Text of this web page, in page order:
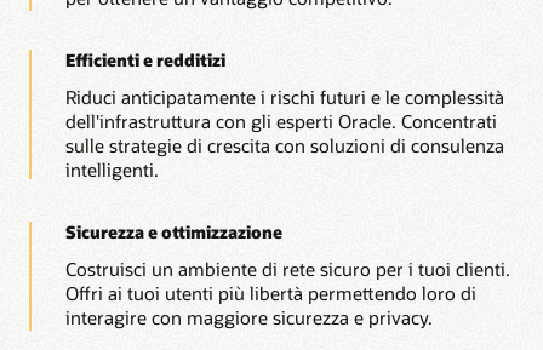
Efficienti e redditizi
Riduci anticipatamente i rischi futuri e le complessità
dell'infrastruttura con gli esperti Oracle. Concentrati
sulle strategie di crescita con soluzioni di consulenza
intelligenti.
Sicurezza e ottimizzazione
Costruisci un ambiente di rete sicuro per i tuoi clienti.
Offri ai tuoi utenti più libertà permettendo loro di
interagire con maggiore sicurezza e privacy.